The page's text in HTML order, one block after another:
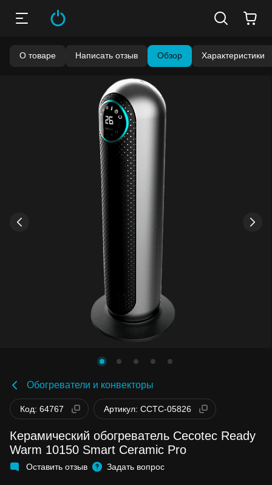
О товаре Написать отзыв Обзор Характеристики
‹ ›
Обогреватели и конвекторы
Код: 64767 Артикул: CCTC-05826
Керамический обогреватель Cecotec Ready
Warm 10150 Smart Ceramic Pro
Оставить отзыв Задать вопрос
Бонусы становятся активными спустя 14 дней после
Баланс можно проверить в личном кабинете в разделе
Накопленными бонусами можно оплатить до 99% стоимости
следующей покупки: детальнее